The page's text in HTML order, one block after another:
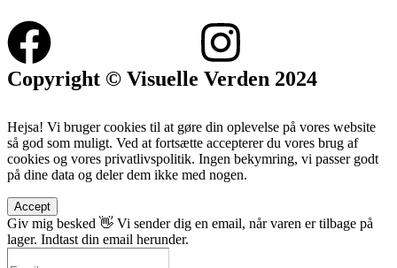
Copyright © Visuelle Verden 2024
Hejsa! Vi bruger cookies til at gøre din oplevelse på vores website
så god som muligt. Ved at fortsætte accepterer du vores brug af
cookies og vores privatlivspolitik. Ingen bekymring, vi passer godt
på dine data og deler dem ikke med nogen.
Accept
Giv mig besked 👋 Vi sender dig en email, når varen er tilbage på
lager. Indtast din email herunder.